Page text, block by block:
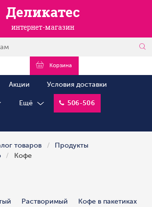
Деликатес
интернет-магазин
Корзина
Акции Условия доставки
Ещё 506-506
товаров
Продукты
Кофе
Растворимый Кофе в пакетиках